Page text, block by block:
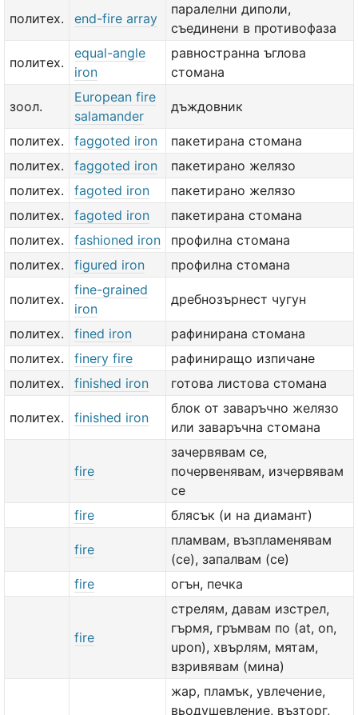
политех. end-fire array
паралелни диполи,
съединени в противофаза
политех.
equal-angle
iron
равностранна ъглова
стомана
зоол.
European fire
salamander
дъждовник
политех. faggoted iron
пакетирана стомана
политех.
faggoted iron
пакетирано желязо
политех.
fagoted iron
пакетирано желязо
политех.
fagoted iron
пакетирана стомана
политех.
fashioned iron
профилна стомана
политех.
figured iron профилна стомана
политех.
fine-grained
iron
дребнозърнест чугун
политех. fined iron
рафинирана стомана
политех.
finery fire
рафиниращо изпичане
политех.
finished iron готова листова стомана
политех. finished iron
блок от заваръчно желязо
или заваръчна стомана
fire
зачервявам се,
почервенявам, изчервявам
се
fire
блясък (и на диамант)
fire
пламвам, възпламенявам
(се), запалвам (се)
fire
огън, печка
fire
стрелям, давам изстрел,
гърмя, гръмвам по (at, on,
upon), хвърлям, мятам,
взривявам (мина)
жар, пламък, увлечение,
вьодушевление, възторг,